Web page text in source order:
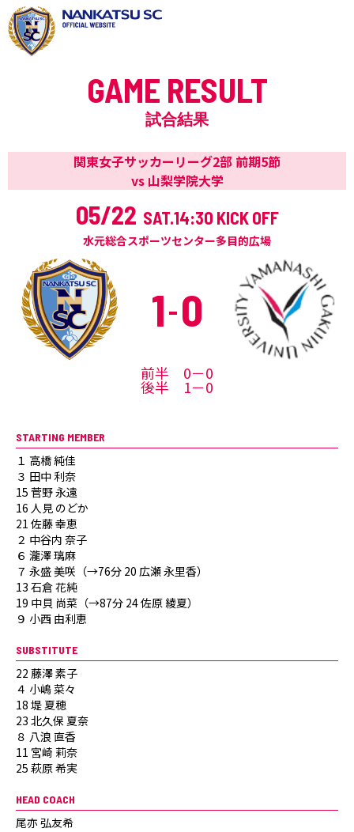
GAME RESULT
試合結果
関東女子サッカーリーグ2部 前期5節
vs 山梨学院大学
05/22 SAT.14:30 KICK OFF
水元総合スポーツセンター多目的広場
1 0
前半 0－0
後半 1－0
STARTING MEMBER
１ 高橋 純佳
３ 田中 利奈
15 菅野 永遠
16 人見 のどか
21 佐藤 幸恵
２ 中谷内 奈子
６ 瀧澤 璃麻
７ 永盛 美咲（→76分 20 広瀬 永里香）
13 石倉 花純
19 中貝 尚菜（→87分 24 佐原 綾夏）
９ 小西 由利恵
SUBSTITUTE
22 藤澤 素子
４ 小嶋 菜々
18 堤 夏穂
23 北久保 夏奈
８ 八浪 直香
11 宮崎 莉奈
25 萩原 希実
HEAD COACH
尾亦 弘友希